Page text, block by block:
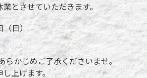
とさせていただきます。
（日）
かじめご了承くださいませ。
上げます。